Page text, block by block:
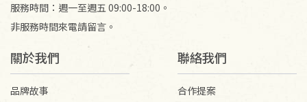
服務時間：週一至週五 09:00-18:00。
非服務時間來電請留言。
關於我們
品牌故事
聯絡我們
合作提案